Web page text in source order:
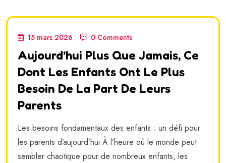
15 mars 2026 0 Comments
Aujourd’hui Plus Que Jamais, Ce
Dont Les Enfants Ont Le Plus
Besoin De La Part De Leurs
Parents
Les besoins fondamentaux des enfants : un défi pour
les parents d’aujourd’hui À l’heure où le monde peut
sembler chaotique pour de nombreux enfants, les